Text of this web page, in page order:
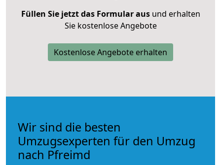
Füllen Sie jetzt das Formular ausund erhalten
Sie kostenlose Angebote
Kostenlose Angebote erhalten
Wir sind die besten
Umzugsexperten für den Umzug
nach Pfreimd